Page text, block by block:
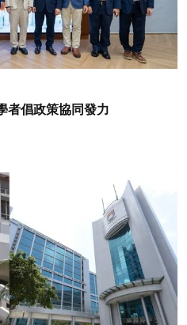
者倡政策協同發力